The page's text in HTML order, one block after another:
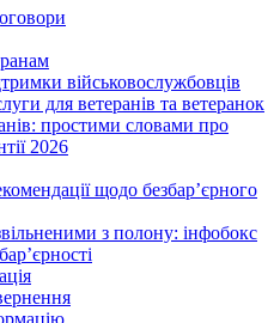
військовослужбовців
для ветеранів та ветеранок
простими словами про
2026
щодо безбар’єрного
з полону: інфобокс